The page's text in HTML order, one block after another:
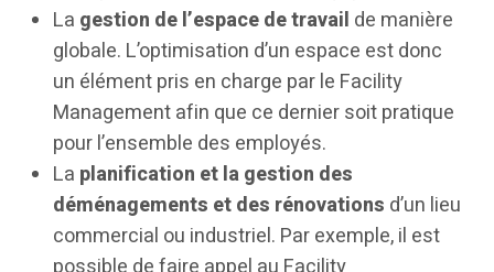
La gestion de l’espace de travail de manière
globale. L’optimisation d’un espace est donc
un élément pris en charge par le Facility
Management afin que ce dernier soit pratique
pour l’ensemble des employés.
La planification et la gestion des
déménagements et des rénovations d’un lieu
commercial ou industriel. Par exemple, il est